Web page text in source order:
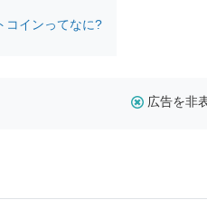
コインってなに?
広告を非